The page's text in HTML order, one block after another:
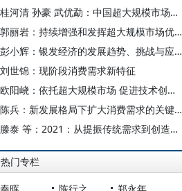
桂河清 孙豪 武优勐：中国超大规模市场的需求优势及其发挥
郭丽岩：持续增强和发挥超大规模市场优势
彭小辉：银发经济的发展趋势、挑战与应对
刘世锦：现阶段消费需求新特征
欧阳峣：依托超大规模市场 促进技术创新和产业创新
陈兵：新发展格局下扩大消费需求的关键路径
滕泰 等：2021：从提振传统需求到创造新需求
热门专栏